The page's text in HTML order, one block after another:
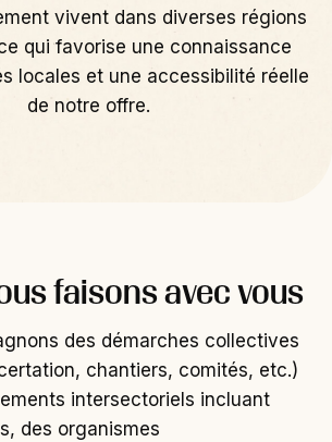
vivent dans diverses régions
qui favorise une connaissance
locales et une accessibilité réelle
de notre offre.
faisons avec vous
des démarches collectives
chantiers, comités, etc.)
intersectoriels incluant
des organismes